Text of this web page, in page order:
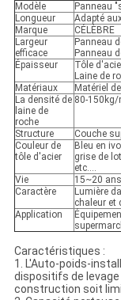
Modèle
Panneau
Longueur
Adapté
Marque
CÉLÈBRE
Largeur
efficace
Panneau
Panneau
Épaisseur
Tôle
Laine de
Matériaux
Matériel
La densité de
laine de
roche
80-150kg/
Structure
Couche
Couleur de
tôle d'acier
Bleu en
grise de
etc….
Vie
15~20 ans
Caractère
Lumière
chaleur et
Application
Caractéristiques :
1. L'Auto-poids-
dispositifs de levage
construction soit